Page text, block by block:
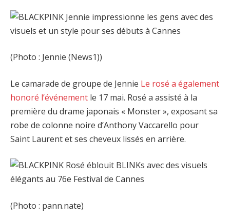
(Photo : Jennie (News1))
Le camarade de groupe de Jennie Le rosé a également
honoré l’événement le 17 mai. Rosé a assisté à la
première du drame japonais « Monster », exposant sa
robe de colonne noire d’Anthony Vaccarello pour
Saint Laurent et ses cheveux lissés en arrière.
(Photo : pann.nate)